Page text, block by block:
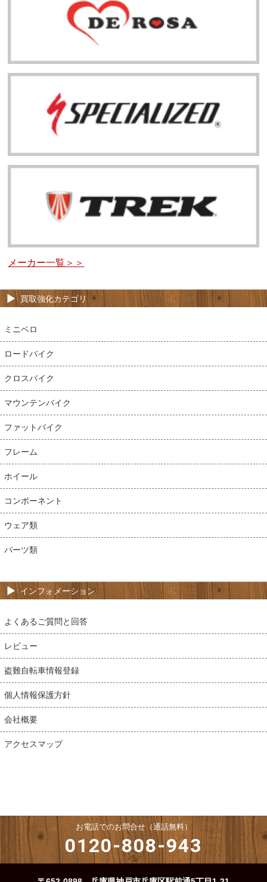
メーカー一覧＞＞
買取強化カテゴリ
ミニベロ
ロードバイク
クロスバイク
マウンテンバイク
ファットバイク
フレーム
ホイール
コンポーネント
ウェア類
パーツ類
インフォメーション
よくあるご質問と回答
レビュー
盗難自転車情報登録
個人情報保護方針
会社概要
アクセスマップ
お電話でのお問合せ（通話無料）
0120-808-943